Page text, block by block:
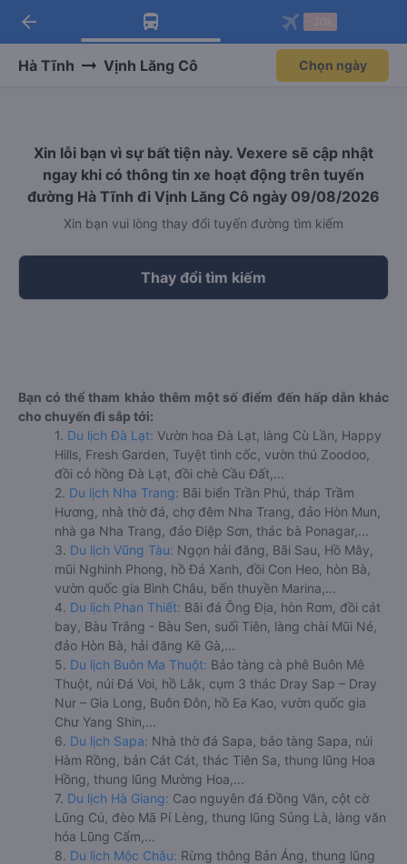
Tải app Vexere ngay!
Nhận ưu đãi thành viên độc
Mở app
Tải app Vexere
-30k/ghế khi đặt vé máy bay qua
Mở app
arrow_back
Hà Tĩnh Vịnh Lăng Cô Chọn ngày
Xin lỗi bạn vì sự bất tiện này. Vexere sẽ cập nhật
ngay khi có thông tin xe hoạt động trên tuyến
đường Hà Tĩnh đi Vịnh Lăng Cô ngày 09/08/2026
Xin bạn vui lòng thay đổi tuyến đường tìm kiếm
Thay đổi tìm kiếm
Bạn có thể tham khảo thêm một số điểm đến hấp dẫn khác
cho chuyến đi sắp tới:
1. Du lịch Đà Lạt: Vườn hoa Đà Lạt, làng Cù Lần, Happy
Hills, Fresh Garden, Tuyệt tình cốc, vườn thú Zoodoo,
đồi cỏ hồng Đà Lạt, đồi chè Cầu Đất,...
2. Du lịch Nha Trang: Bãi biển Trần Phú, tháp Trầm
Hương, nhà thờ đá, chợ đêm Nha Trang, đảo Hòn Mun,
nhà ga Nha Trang, đảo Điệp Sơn, thác bà Ponagar,...
3. Du lịch Vũng Tàu: Ngọn hải đăng, Bãi Sau, Hồ Mây,
mũi Nghinh Phong, hồ Đá Xanh, đồi Con Heo, hòn Bà,
vườn quốc gia Bình Châu, bến thuyền Marina,...
4. Du lịch Phan Thiết: Bãi đá Ông Địa, hòn Rơm, đồi cát
bay, Bàu Trắng - Bàu Sen, suối Tiên, làng chài Mũi Né,
đảo Hòn Bà, hải đăng Kê Gà,...
5. Du lịch Buôn Ma Thuột: Bảo tàng cà phê Buôn Mê
Thuột, núi Đá Voi, hồ Lắk, cụm 3 thác Dray Sap – Dray
Nur – Gia Long, Buôn Đôn, hồ Ea Kao, vườn quốc gia
Chư Yang Shin,...
6. Du lịch Sapa: Nhà thờ đá Sapa, bảo tàng Sapa, núi
Hàm Rồng, bản Cát Cát, thác Tiên Sa, thung lũng Hoa
Hồng, thung lũng Mường Hoa,...
7. Du lịch Hà Giang: Cao nguyên đá Đồng Văn, cột cờ
Lũng Cú, đèo Mã Pí Lèng, thung lũng Sủng Là, làng văn
hóa Lũng Cẩm,...
8. Du lịch Mộc Châu: Rừng thông Bản Áng, thung lũng